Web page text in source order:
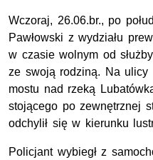
Wczoraj, 26.06.br., po
Pawłowski z wydziału
w czasie wolnym od
ze swoją rodziną. Na ulicy
mostu nad rzeką
stojącego po zewnętrznej
odchylił się w kierunku
Policjant wybiegł z